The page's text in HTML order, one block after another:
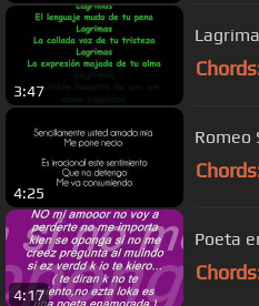
3:47
4:25
Romeo
4:17
Poeta